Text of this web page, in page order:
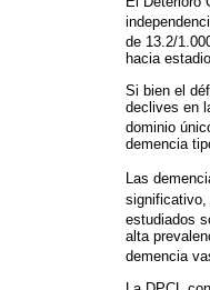
de 13.2/
hacia
Si bien el
declives en
dominio
demencia
Las
significativo,
estudiados
alta
demencia